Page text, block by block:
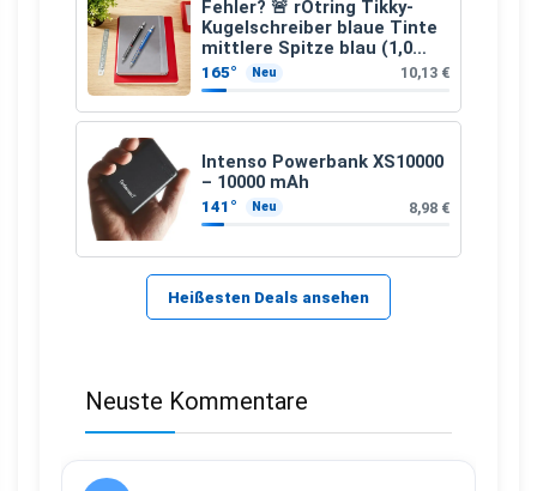
Fehler? 🚨 rOtring Tikky-
Kugelschreiber blaue Tinte
mittlere Spitze blau (1,0
mm – 12 Stück)
165° Neu 10,13 €
Intenso Powerbank XS10000
– 10000 mAh
141° Neu 8,98 €
Heißesten Deals ansehen
Neuste Kommentare